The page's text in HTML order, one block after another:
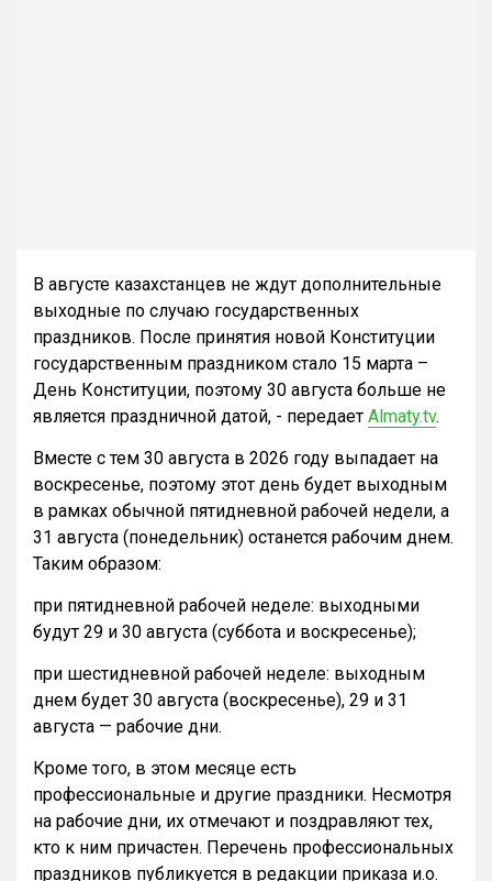
В августе казахстанцев не ждут дополнительные
выходные по случаю государственных
праздников. После принятия новой Конституции
государственным праздником стало 15 марта –
День Конституции, поэтому 30 августа больше не
является праздничной датой, - передает Almaty.tv.
Вместе с тем 30 августа в 2026 году выпадает на
воскресенье, поэтому этот день будет выходным
в рамках обычной пятидневной рабочей недели, а
31 августа (понедельник) останется рабочим днем.
Таким образом:
при пятидневной рабочей неделе: выходными
будут 29 и 30 августа (суббота и воскресенье);
при шестидневной рабочей неделе: выходным
днем будет 30 августа (воскресенье), 29 и 31
августа — рабочие дни.
Кроме того, в этом месяце есть
профессиональные и другие праздники. Несмотря
на рабочие дни, их отмечают и поздравляют тех,
кто к ним причастен. Перечень профессиональных
праздников публикуется в редакции приказа и.о.